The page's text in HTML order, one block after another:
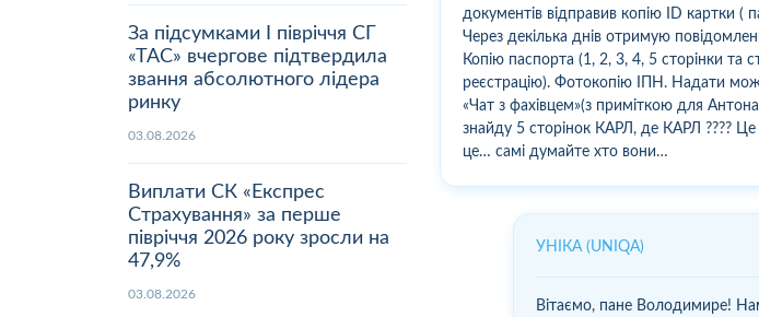
За підсумками І півріччя СГ
«ТАС» вчергове підтвердила
звання абсолютного лідера
ринку
03.08.2026
Виплати СК «Експрес
Страхування» за перше
півріччя 2026 року зросли на
47,9%
03.08.2026
документів відправив копію ID картки (
Через декілька днів отримую
Копію паспорта (1, 2, 3, 4, 5 сторінки та
реєстрацію). Фотокопію ІПН. Надати
«Чат з фахівцем»(з приміткою для
знайду 5 сторінок КАРЛ, де КАРЛ ???? Це
це… самі думайте хто вони…
УНІКА (UNIQA)
Вітаємо, пане Володимире!